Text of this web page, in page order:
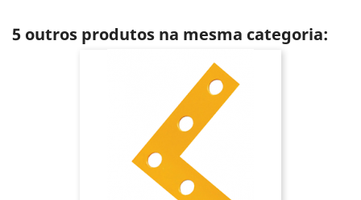
5 outros produtos na mesma categoria: